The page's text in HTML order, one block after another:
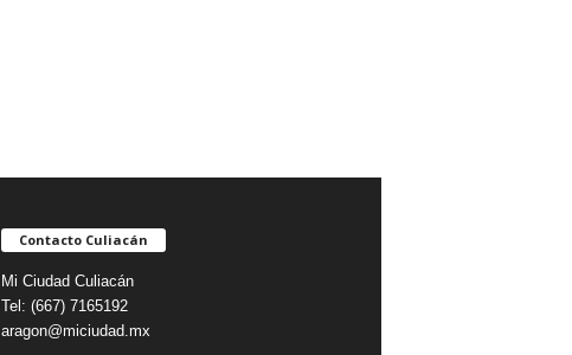
Contacto Culiacán
Mi Ciudad Culiacán
Tel: (667) 7165192
aragon@miciudad.mx